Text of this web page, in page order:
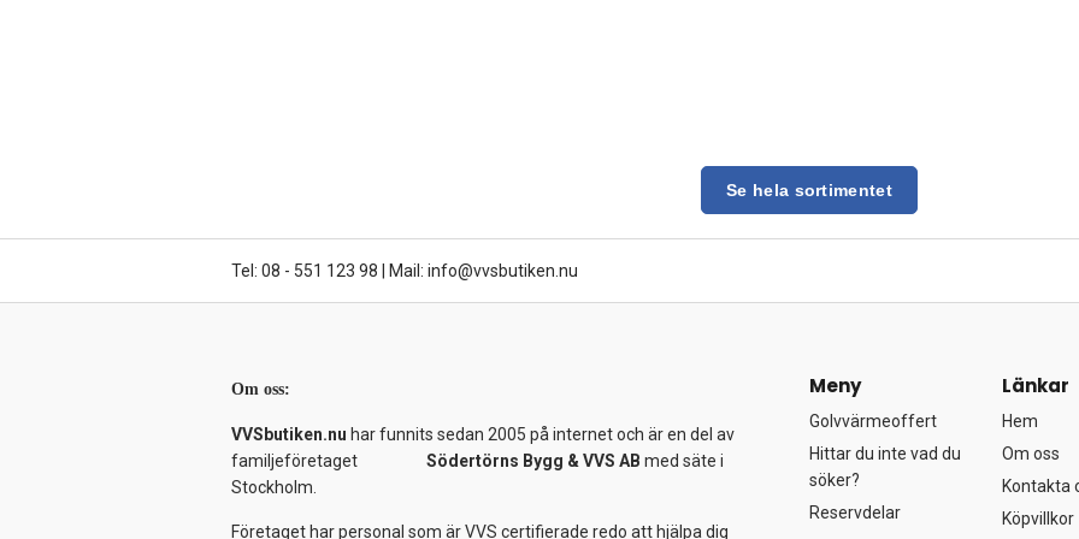
Se hela sortimentet
Tel: 08 - 551 123 98 Mail: info@vvsbutiken.nu
Om oss:
VVSbutiken.nu har funnits sedan 2005 på internet och är en del av
familjeföretaget Södertörns Bygg & VVS AB med säte i
Stockholm.
Företaget har personal som är VVS certifierade redo att hjälpa dig
Meny
Golvvärmeoffert
Hittar du inte vad du
söker?
Reservdelar
Länkar
Hem
Om oss
Kontakta
Köpvillkor